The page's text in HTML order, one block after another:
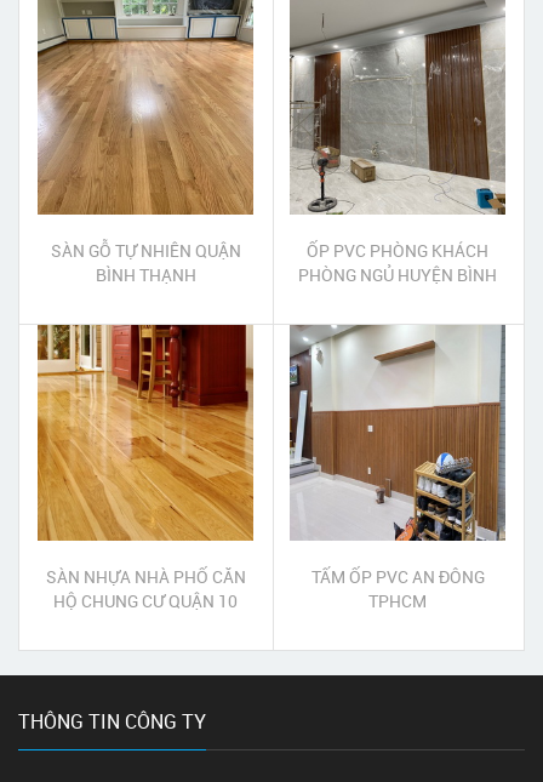
SÀN GỖ TỰ NHIÊN QUẬN
BÌNH THẠNH
ỐP PVC PHÒNG KHÁCH
PHÒNG NGỦ HUYỆN BÌNH
SÀN NHỰA NHÀ PHỐ CĂN
HỘ CHUNG CƯ QUẬN 10
TẤM ỐP PVC AN ĐÔNG
TPHCM
THÔNG TIN CÔNG TY